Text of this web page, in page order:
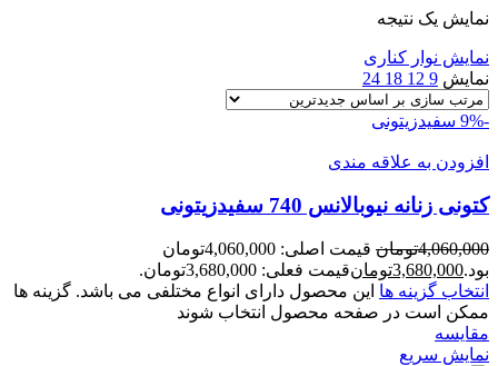
نمایش یک نتیجه
نمایش نوار کناری
نمایش 9
12
18
24
-9% سفیدزیتونی
افزودن به علاقه مندی
کتونی زنانه نيوبالانس 740 سفيدزيتونی
4,060,000تومان
قیمت اصلی: 4,060,000تومان
بود.3,680,000تومانقیمت فعلی: 3,680,000تومان.
انتخاب گزینه ها این محصول دارای انواع مختلفی می باشد. گزینه ها
ممکن است در صفحه محصول انتخاب شوند
مقايسه
نمایش سریع